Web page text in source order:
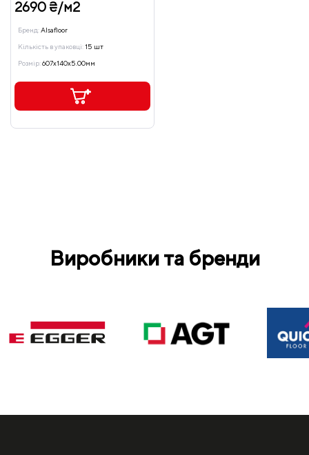
2690 ₴/м2
Бренд:Alsafloor
Кількість в упаковці:15 шт
Розмір:607x140x5.00мм
Виробники та бренди